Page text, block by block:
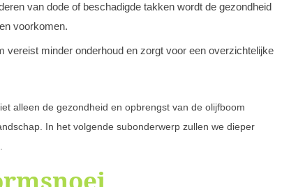
van dode of beschadigde takken wordt de gezondheid
voorkomen.
vereist minder onderhoud en zorgt voor een overzichtelijke
alleen de gezondheid en opbrengst van de olijfboom
In het volgende subonderwerp zullen we dieper